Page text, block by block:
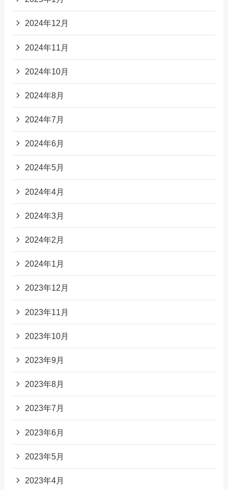
2024年12月
2024年11月
2024年10月
2024年8月
2024年7月
2024年6月
2024年5月
2024年4月
2024年3月
2024年2月
2024年1月
2023年12月
2023年11月
2023年10月
2023年9月
2023年8月
2023年7月
2023年6月
2023年5月
2023年4月